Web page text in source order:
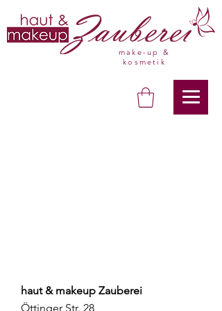
make-up &
kosmetik
haut & makeup Zauberei
Öttinger Str. 28